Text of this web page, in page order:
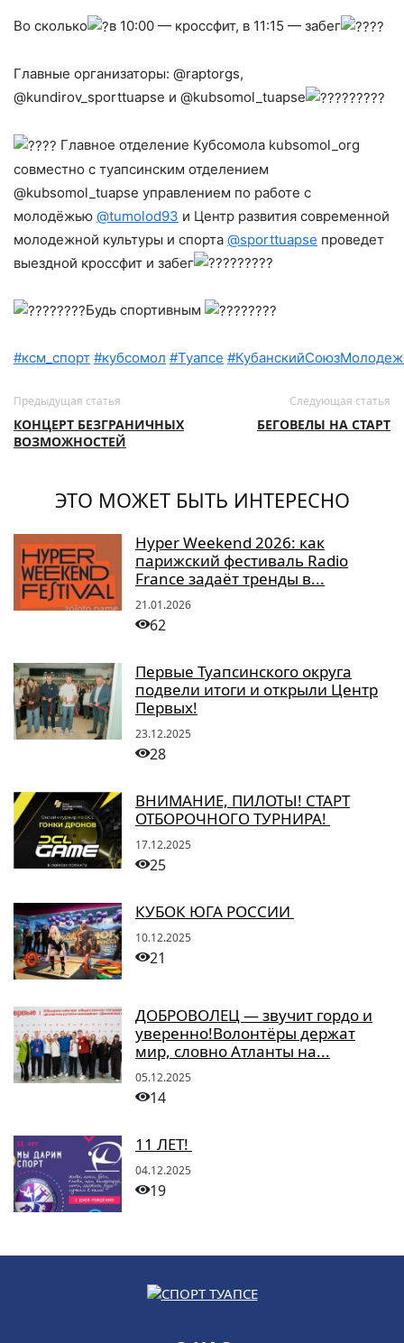
Во сколько в 10:00 — кроссфит, в 11:15 — забег
Главные организаторы: @raptorgs,
@kundirov_sporttuapse и @kubsomol_tuapse
Главное отделение Кубсомола kubsomol_org
совместно с туапсинским отделением
@kubsomol_tuapse управлением по работе с
молодёжью @tumolod93 и Центр развития современной
молодежной культуры и спорта @sporttuapse проведет
выездной кроссфит и забег
Будь спортивным
#ксм_спорт #кубсомол #Туапсе
Предыдущая статья
КОНЦЕРТ БЕЗГРАНИЧНЫХ
ВОЗМОЖНОСТЕЙ
Следующая статья
БЕГОВЕЛЫ НА СТАРТ
ЭТО МОЖЕТ БЫТЬ ИНТЕРЕСНО
Hyper Weekend 2026: как
парижский фестиваль Radio
France задаёт тренды в...
21.01.2026
62
Первые Туапсинского округа
подвели итоги и открыли Центр
Первых!
23.12.2025
28
ВНИМАНИЕ, ПИЛОТЫ! СТАРТ
ОТБОРОЧНОГО ТУРНИРА!
17.12.2025
25
КУБОК ЮГА РОССИИ
10.12.2025
21
ДОБРОВОЛЕЦ — звучит гордо и
уверенно!Волонтёры держат
мир, словно Атланты на...
05.12.2025
14
11 ЛЕТ!
04.12.2025
19